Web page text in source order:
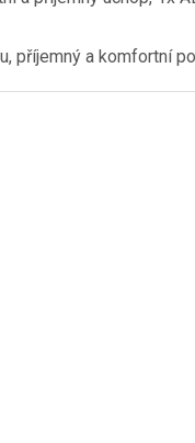
příjemný a komfortní